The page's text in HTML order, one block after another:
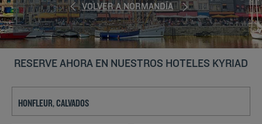
VOLVER A NORMANDÍA
RESERVE AHORA EN NUESTROS HOTELES KYRIAD